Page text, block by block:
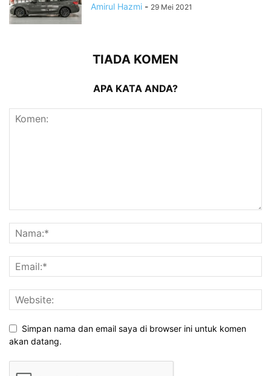
Amirul Hazmi - 29 Mei 2021
TIADA KOMEN
APA KATA ANDA?
Simpan nama dan email saya di browser ini untuk komen
akan datang.